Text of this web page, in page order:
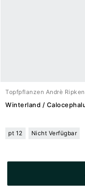
Topfpflanzen Andrè
Winterland /
pt 12 Nicht Verfügbar